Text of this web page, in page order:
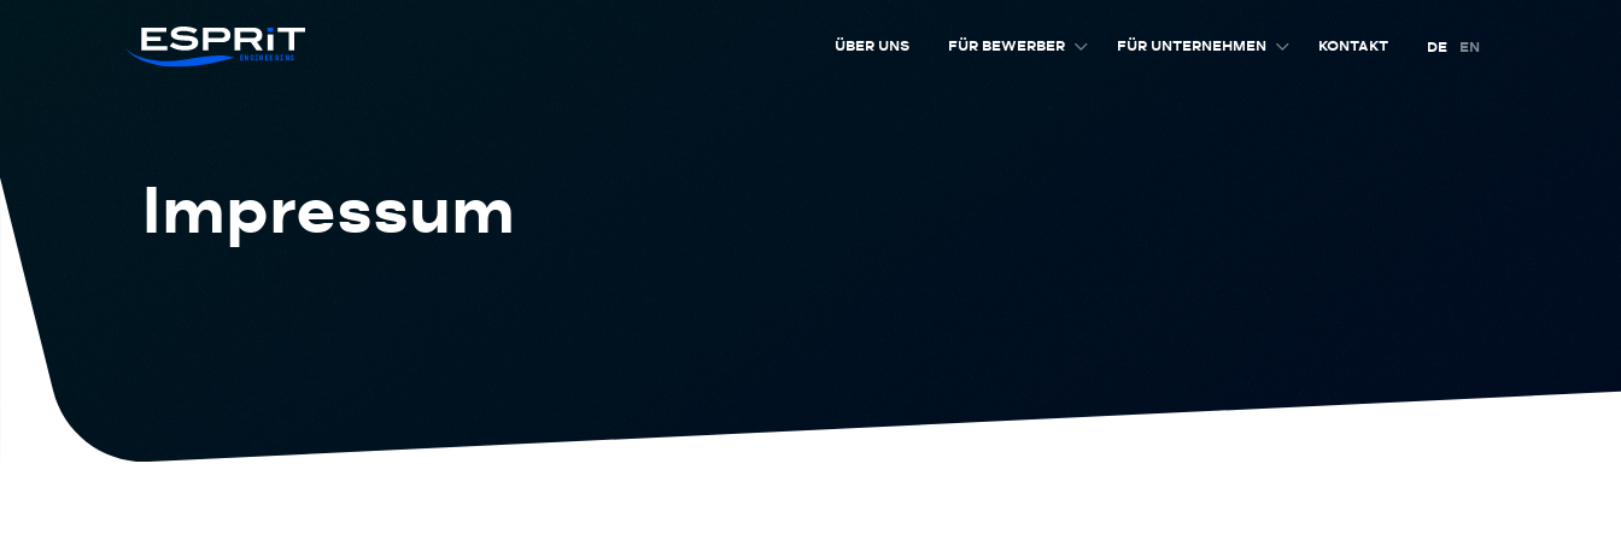
ÜBER UNS FÜR BEWERBER FÜR UNTERNEHMEN KONTAKT DE EN
Impressum